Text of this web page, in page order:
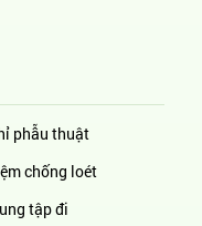
phẫu thuật
chống loét
tập đi